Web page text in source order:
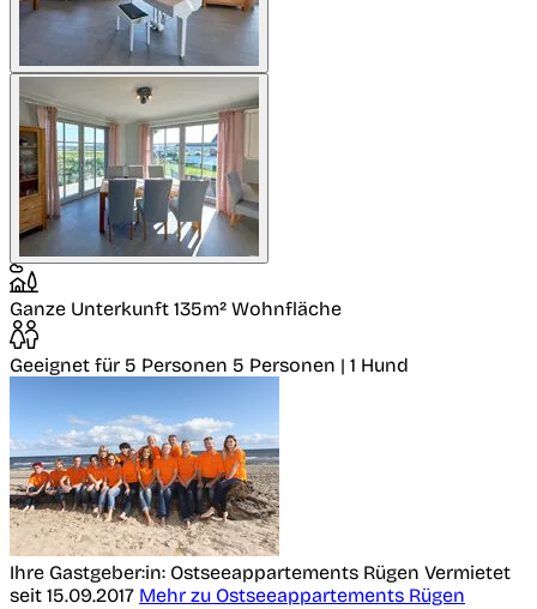
Ganze Unterkunft 135m² Wohnfläche
Geeignet für 5 Personen 5 Personen | 1 Hund
Ihre Gastgeber:in: Ostseeappartements Rügen Vermietet
seit 15.09.2017 Mehr zu Ostseeappartements Rügen